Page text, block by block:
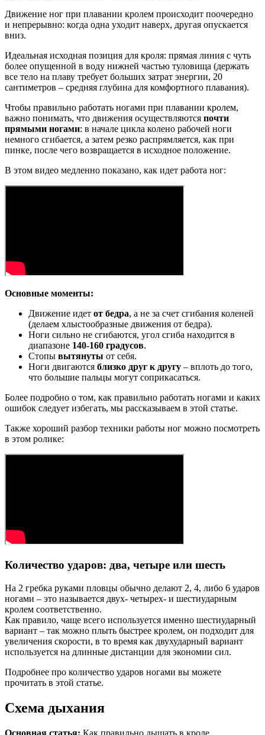
Движение ног при плавании кролем происходит поочередно
и непрерывно: когда одна уходит наверх, другая опускается
вниз.
Идеальная исходная позиция для кроля: прямая линия с чуть
более опущенной в воду нижней частью туловища (держать
все тело на плаву требует больших затрат энергии, 20
сантиметров – средняя глубина для комфортного плавания).
Чтобы правильно работать ногами при плавании кролем,
важно понимать, что движения осуществляются почти
прямыми ногами: в начале цикла колено рабочей ноги
немного сгибается, а затем резко распрямляется, как при
пинке, после чего возвращается в исходное положение.
В этом видео медленно показано, как идет работа ног:
Основные моменты:
Движение идет от бедра, а не за счет сгибания коленей
(делаем хлыстообразные движения от бедра).
Ноги сильно не сгибаются, угол сгиба находится в
диапазоне 140-160 градусов.
Стопы вытянуты от себя.
Ноги двигаются близко друг к другу – вплоть до того,
что большие пальцы могут соприкасаться.
Более подробно о том, как правильно работать ногами и каких
ошибок следует избегать, мы рассказываем в этой статье.
Также хороший разбор техники работы ног можно посмотреть
в этом ролике:
Количество ударов: два, четыре или шесть
На 2 гребка руками пловцы обычно делают 2, 4, либо 6 ударов
ногами – это называется двух- четырех- и шестиударным
кролем соответственно.
Как правило, чаще всего используется именно шестиударный
вариант – так можно плыть быстрее кролем, он подходит для
увеличения скорости, в то время как двухударный вариант
используется на длинные дистанции для экономии сил.
Подробнее про количество ударов ногами вы можете
прочитать в этой статье.
Схема дыхания
Основная статья: Как правильно дышать в кроле